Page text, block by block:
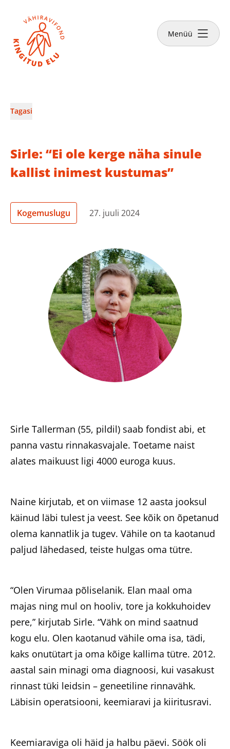
Menüü
Tee annetus Sulge
Kuidas aidata?
Abivajajale
Tagasi
Sirle: “Ei ole kerge näha sinule
kallist inimest kustumas”
Kogemuslugu 27. juuli 2024
Sirle Tallerman (55, pildil) saab fondist abi, et
panna vastu rinnakasvajale. Toetame naist
alates maikuust ligi 4000 euroga kuus.
Naine kirjutab, et on viimase 12 aasta jooksul
käinud läbi tulest ja veest. See kõik on õpetanud
olema kannatlik ja tugev. Vähile on ta kaotanud
paljud lähedased, teiste hulgas oma tütre.
“Olen Virumaa põliselanik. Elan maal oma
majas ning mul on hooliv, tore ja kokkuhoidev
pere,” kirjutab Sirle. “Vähk on mind saatnud
kogu elu. Olen kaotanud vähile oma isa, tädi,
kaks onutütart ja oma kõige kallima tütre. 2012.
aastal sain minagi oma diagnoosi, kui vasakust
rinnast tüki leidsin – geneetiline rinnavähk.
Läbisin operatsiooni, keemiaravi ja kiiritusravi.
Keemiaraviga oli häid ja halbu päevi. Söök oli